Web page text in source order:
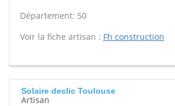
Département: 50
Voir la fiche artisan : Fh construction
Solaire declic Toulouse
Artisan